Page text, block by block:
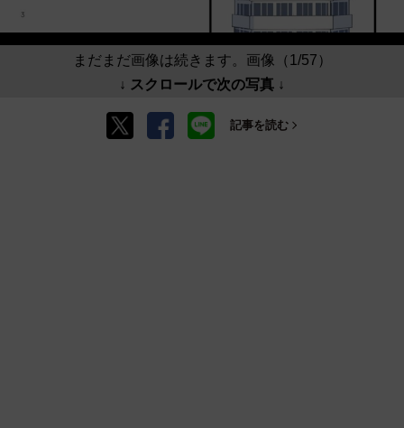
まだまだ画像は続きます。画像（1/57）
↓ スクロールで次の写真 ↓
記事を読む